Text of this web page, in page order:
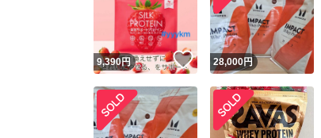
9,390円 いいね！
28,000円